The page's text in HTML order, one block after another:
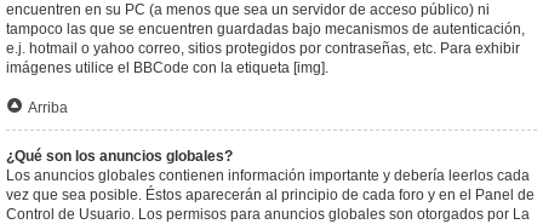
encuentren en su PC (a menos que sea un servidor de acceso público) ni
tampoco las que se encuentren guardadas bajo mecanismos de autenticación,
e.j. hotmail o yahoo correo, sitios protegidos por contraseñas, etc. Para exhibir
imágenes utilice el BBCode con la etiqueta [img].
Arriba
¿Qué son los anuncios globales?
Los anuncios globales contienen información importante y debería leerlos cada
vez que sea posible. Éstos aparecerán al principio de cada foro y en el Panel de
Control de Usuario. Los permisos para anuncios globales son otorgados por La